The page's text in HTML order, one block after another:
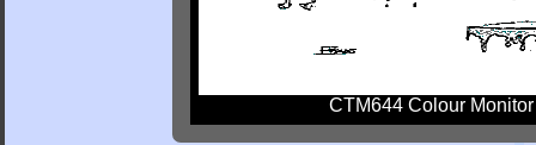
CTM644 Colour Monitor